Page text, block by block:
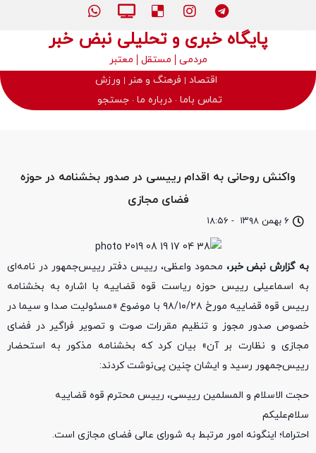
پایگاه خبری و تحلیلی نبض خبر
مردمی مستقل
معتبر
اقتصاد
فرهنگ و هنر
ورزش
تماس باما درباره ما جستجو
۶ بهمن ۱۳۹۸ - ۱۸:۵۶
واکنش روحانی به اقدام رییسی در صدور بخشنامه در حوزه
فضای مجازی
به گزارش نبض خبر، محمود واعظی، رییس دفتر رییس‌جمهور در نامه‌ای
به اسماعیلی رییس حوزه ریاست قوه قضاییه با اشاره به بخشنامه
رییس قوه قضاییه مورخ ۹۸/۱۰/۲۸ با موضوع «مسئولیت صدا و سیما در
خصوص صدور مجوز و تنظیم مقررات صوت و تصویر فراگیر در فضای
مجازی و نظارت بر آن» بیان کرد که بخشنامه مذکور به استحضار
رییس‌جمهور رسید و ایشان چنین پی‌نوشت کردند:
حجت الاسلام و المسلمین رییسی،‌ رییس محترم قوه قضاییه
سلام‌علیکم
احتراما؛ اینگونه امور مرتبط به شورای عالی فضای مجازی است.